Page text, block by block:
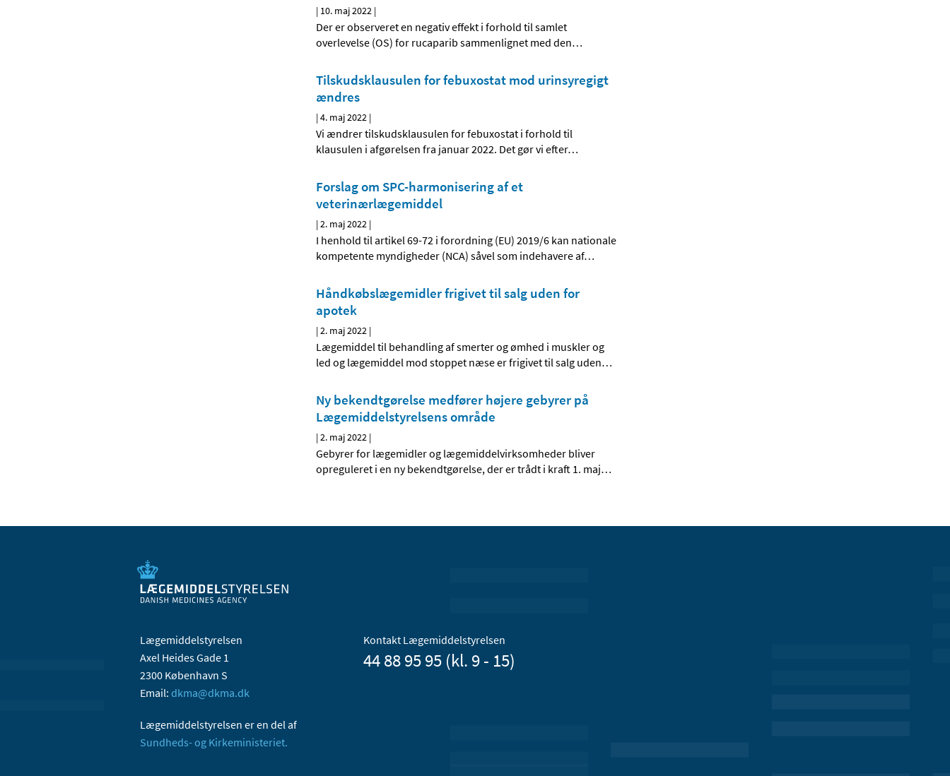
| 10. maj 2022 |
Der er observeret en negativ effekt i forhold til samlet
overlevelse (OS) for rucaparib sammenlignet med den…
Tilskudsklausulen for febuxostat mod urinsyregigt
ændres
|4. maj 2022 |
Vi ændrer tilskudsklausulen for febuxostat i forhold til
klausulen i afgørelsen fra januar 2022. Det gør vi efter…
Forslag om SPC-harmonisering af et
veterinærlægemiddel
|2. maj 2022 |
I henhold til artikel 69-72 i forordning (EU) 2019/6 kan nationale
kompetente myndigheder (NCA) såvel som indehavere af…
Håndkøbslægemidler frigivet til salg uden for
apotek
|2. maj 2022 |
Lægemiddel til behandling af smerter og ømhed i muskler og
led og lægemiddel mod stoppet næse er frigivet til salg uden…
Ny bekendtgørelse medfører højere gebyrer på
Lægemiddelstyrelsens område
|2. maj 2022 |
Gebyrer for lægemidler og lægemiddelvirksomheder bliver
opreguleret i en ny bekendtgørelse, der er trådt i kraft 1. maj…
Lægemiddelstyrelsen
Axel Heides Gade 1
2300 København S
Email: dkma@dkma.dk
Lægemiddelstyrelsen er en del af
Sundheds- og Kirkeministeriet.
Kontakt Lægemiddelstyrelsen
44 88 95 95 (kl. 9 - 15)